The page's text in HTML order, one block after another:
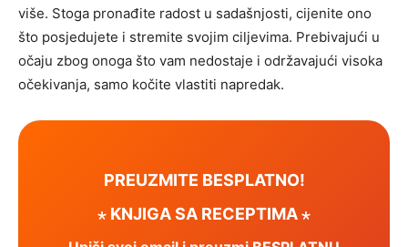
više. Stoga pronađite radost u sadašnjosti, cijenite ono
što posjedujete i stremite svojim ciljevima. Prebivajući u
očaju zbog onoga što vam nedostaje i održavajući visoka
očekivanja, samo kočite vlastiti napredak.
PREUZMITE BESPLATNO!
⋆ KNJIGA SA RECEPTIMA ⋆